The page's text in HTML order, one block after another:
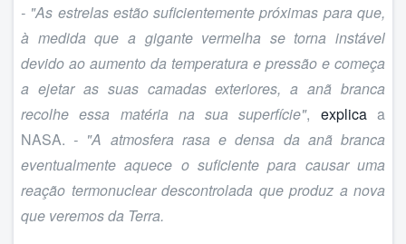
- "As estrelas estão suficientemente próximas para que,
à medida que a gigante vermelha se torna instável
devido ao aumento da temperatura e pressão e começa
a ejetar as suas camadas exteriores, a anã branca
recolhe essa matéria na sua superfície", explicaa
NASA. - "A atmosfera rasa e densa da anã branca
eventualmente aquece o suficiente para causar uma
reação termonuclear descontrolada que produz a nova
que veremos da Terra.